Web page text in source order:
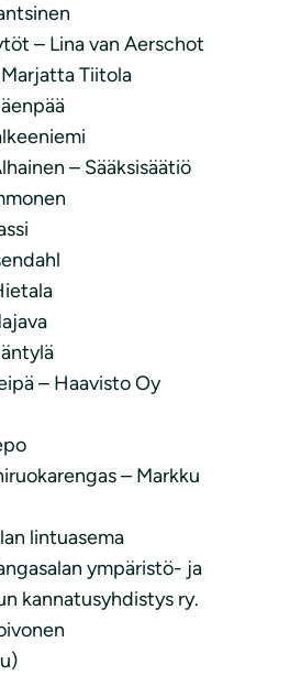
– Lina van Aerschot
Tiitola
– Sääksisäätiö
– Haavisto Oy
– Markku
lintuasema
ympäristö- ja
kannatusyhdistys ry.